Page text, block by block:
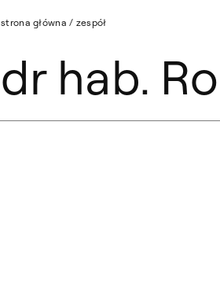
strona główna / zespół
dr hab.